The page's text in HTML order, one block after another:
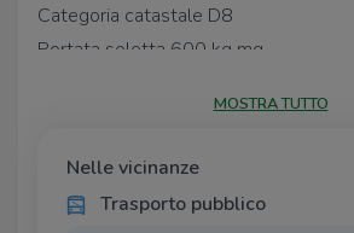
Categoria catastale D8
Portata soletta 600 kg mq
Collegamento tra i livelli tramite
3 accessi carrai
Impianto antincendio
MOSTRA TUTTO
Nelle vicinanze
Trasporto pubblico